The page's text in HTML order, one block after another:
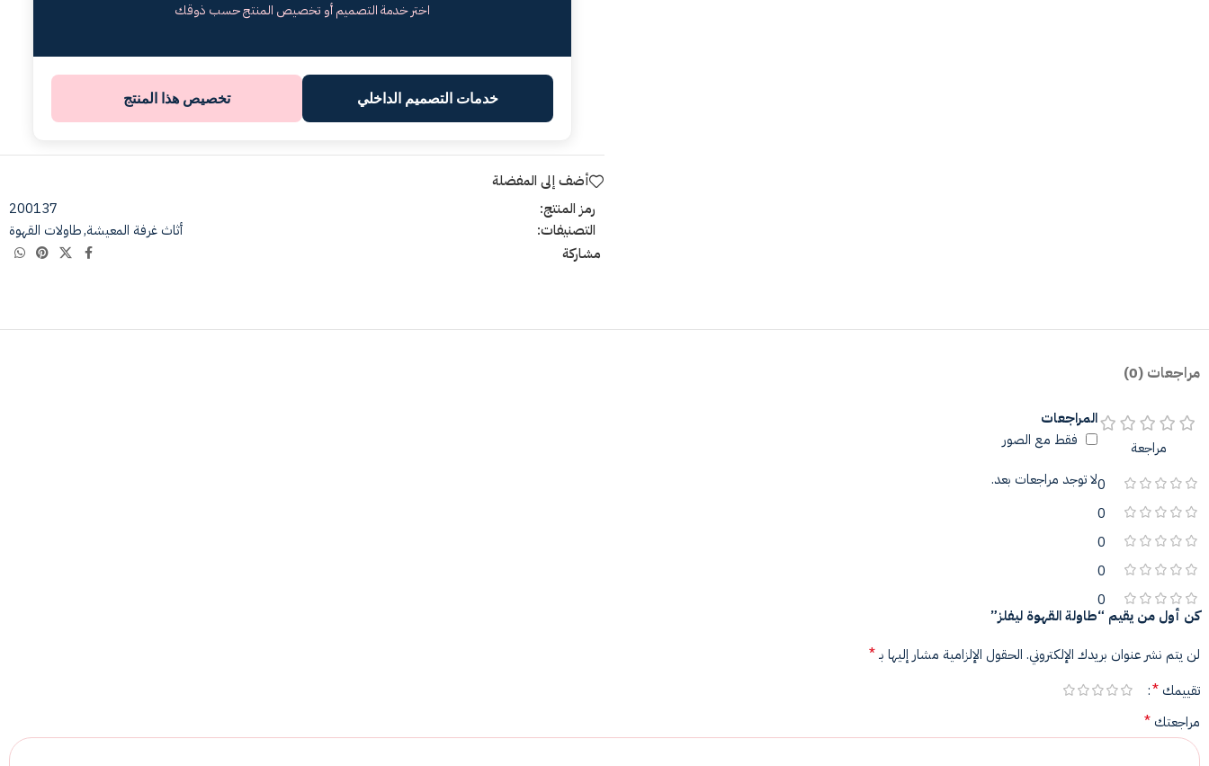
اختر خدمة التصميم أو تخصيص المنتج حسب ذوقك
خدمات التصميم الداخلي تخصيص هذا المنتج
أضف إلى المفضلة
رمز المنتج:
200137
التصنيفات:
أثاث غرفة المعيشة,طاولات القهوة
مشاركة
مراجعات (0)
مراجعة
0
0
0
0
0
المراجعات
فقط مع الصور
لا توجد مراجعات بعد.
كن أول من يقيم “طاولة القهوة ليفلز”
لن يتم نشر عنوان بريدك الإلكتروني. الحقول الإلزامية مشار إليها بـ*
تقييمك *
مراجعتك *